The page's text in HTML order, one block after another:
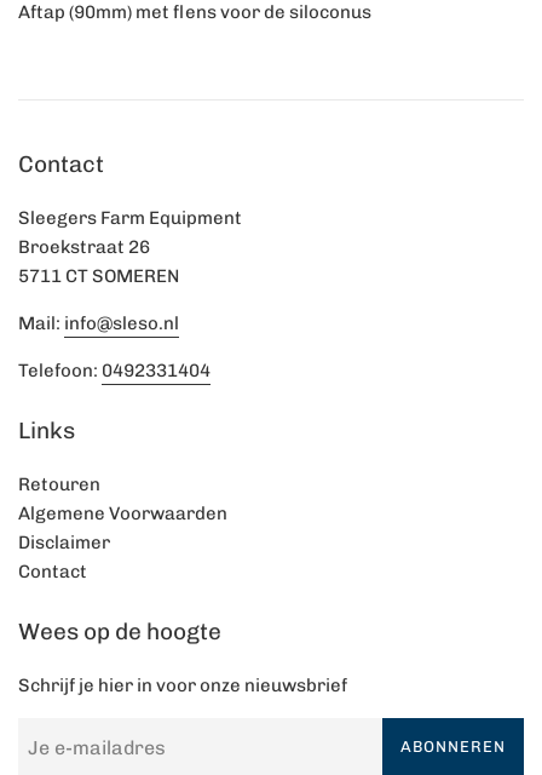
Aftap (90mm) met flens voor de siloconus
Contact
Sleegers Farm Equipment
Broekstraat 26
5711 CT SOMEREN
Mail: info@sleso.nl
Telefoon: 0492331404
Links
Retouren
Algemene Voorwaarden
Disclaimer
Contact
Wees op de hoogte
Schrijf je hier in voor onze nieuwsbrief
ABONNEREN